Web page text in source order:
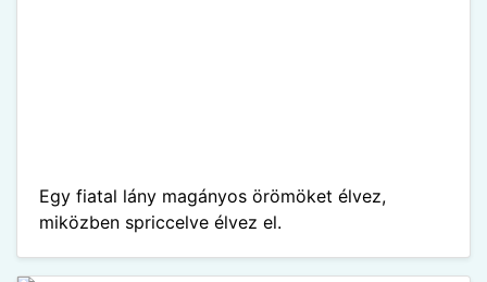
Egy fiatal lány magányos örömöket élvez,
miközben spriccelve élvez el.